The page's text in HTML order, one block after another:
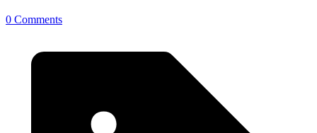
0 Comments